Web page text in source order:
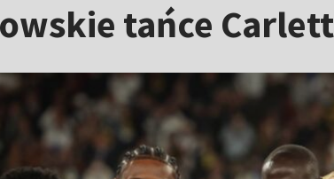
tańce